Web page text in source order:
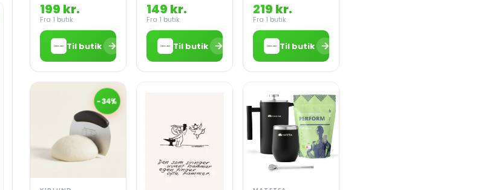
199 kr.
Fra 1 butik
Til butik →
149 kr.
Fra 1 butik
Til butik →
219 kr.
Fra 1 butik
Til butik →
-34%